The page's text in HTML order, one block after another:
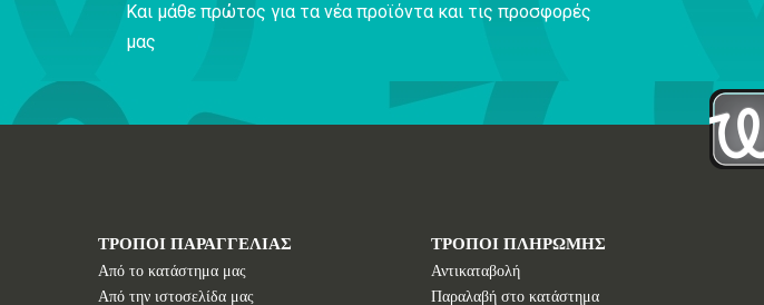
Και μάθε πρώτος για τα νέα προϊόντα και τις προσφορές
μας
ΤΡΟΠΟΙ ΠΑΡΑΓΓΕΛΙΑΣ
Από το κατάστημα μας
Από την ιστοσελίδα μας
ΤΡΟΠΟΙ ΠΛΗΡΩΜΗΣ
Αντικαταβολή
Παραλαβή στο κατάστημα